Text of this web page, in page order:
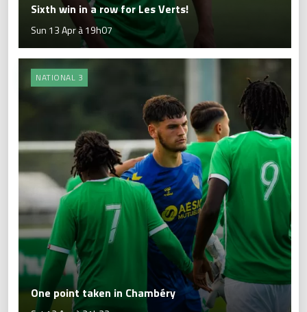
Sixth win in a row for Les Verts!
Sun 13 Apr à 19h07
NATIONAL 3
One point taken in Chambéry